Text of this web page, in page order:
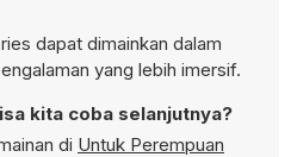
dapat dimainkan dalam
yang lebih imersif.
kita coba selanjutnya?
di Untuk Perempuan